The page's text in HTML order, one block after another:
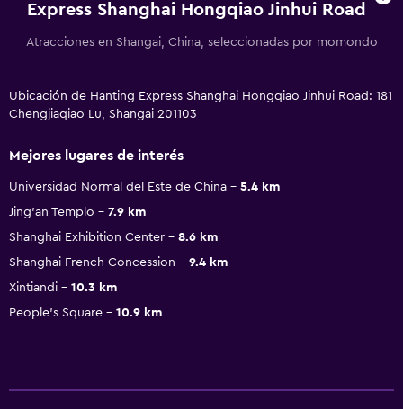
Express Shanghai Hongqiao Jinhui Road
Atracciones en Shangai, China, seleccionadas por momondo
Ubicación de Hanting Express Shanghai Hongqiao Jinhui Road: 181
Chengjiaqiao Lu, Shangai 201103
Mejores lugares de interés
Universidad Normal del Este de China
5.4 km
Jing'an Templo
7.9 km
Shanghai Exhibition Center
8.6 km
Shanghai French Concession
9.4 km
Xintiandi
10.3 km
People's Square
10.9 km